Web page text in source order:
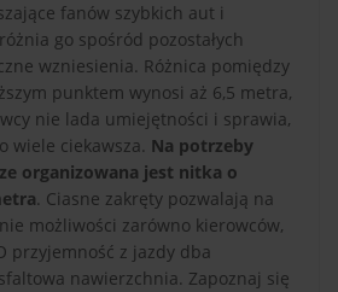
fanów szybkich aut i
go spośród pozostałych
wzniesienia. Różnica pomiędzy
punktem wynosi aż 6,5 metra,
nie lada umiejętności i sprawia,
wiele ciekawsza. Na potrzeby
organizowana jest nitka o
. Ciasne zakręty pozwalają na
możliwości zarówno kierowców,
przyjemność z jazdy dba
nawierzchnia. Zapoznaj się